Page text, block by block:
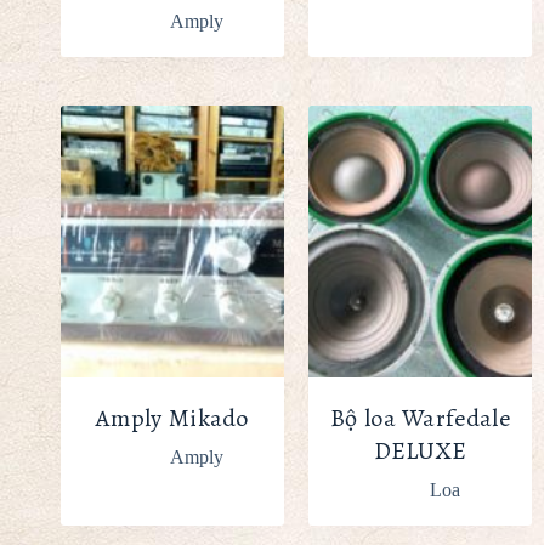
Amply
Amply Mikado
Amply
Bộ loa Warfedale
DELUXE
Loa